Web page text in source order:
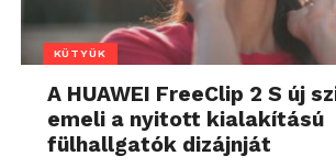
KÜTYÜK
A HUAWEI FreeClip 2 S új
emeli a nyitott kialakítású
fülhallgatók dizájnját